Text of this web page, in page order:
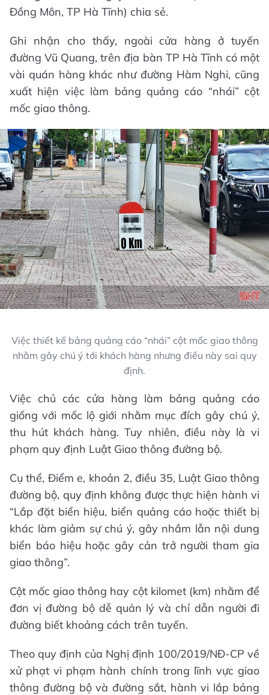
Đồng Môn, TP Hà Tĩnh) chia sẻ.
Ghi nhận cho thấy, ngoài cửa hàng ở tuyến
đường Vũ Quang, trên địa bàn TP Hà Tĩnh có một
vài quán hàng khác như đường Hàm Nghi, cũng
xuất hiện việc làm bảng quảng cáo “nhái” cột
mốc giao thông.
Việc thiết kế bảng quảng cáo “nhái” cột mốc giao thông
nhằm gây chú ý tới khách hàng nhưng điều này sai quy
định.
Việc chủ các cửa hàng làm bảng quảng cáo
giống với mốc lộ giới nhằm mục đích gây chú ý,
thu hút khách hàng. Tuy nhiên, điều này là vi
phạm quy định Luật Giao thông đường bộ.
Cụ thể, Điểm e, khoản 2, điều 35, Luật Giao thông
đường bộ, quy định không được thực hiện hành vi
“Lắp đặt biển hiệu, biển quảng cáo hoặc thiết bị
khác làm giảm sự chú ý, gây nhầm lẫn nội dung
biển báo hiệu hoặc gây cản trở người tham gia
giao thông”.
Cột mốc giao thông hay cột kilomet (km) nhằm để
đơn vị đường bộ dễ quản lý và chỉ dẫn người đi
đường biết khoảng cách trên tuyến.
Theo quy định của Nghị định 100/2019/NĐ-CP về
xử phạt vi phạm hành chính trong lĩnh vực giao
thông đường bộ và đường sắt, hành vi lắp bảng